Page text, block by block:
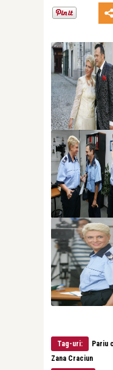
Tag-uri: Pariu
Zana Craciun